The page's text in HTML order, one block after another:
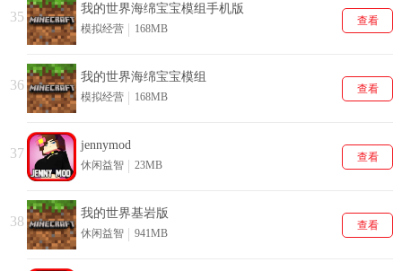
35
我的世界海绵宝宝模组手机版
模拟经营 168MB
查看
36
我的世界海绵宝宝模组
模拟经营 168MB
查看
37
jennymod
休闲益智 23MB
查看
38
我的世界基岩版
休闲益智 941MB
查看